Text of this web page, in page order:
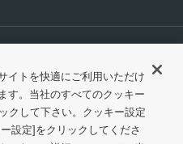
プライバシーポリシー
新規ウィンドウを開き
クッキーポリシー
イトを快適にご利用いただけ
す。当社のすべてのクッキー
クして下さい。クッキー設定
設定]をクリックしてくださ